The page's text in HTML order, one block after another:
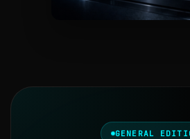
GENERAL